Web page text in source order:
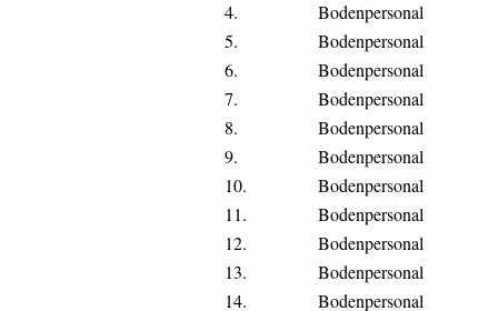
4.
Bodenpersonal
5.
Bodenpersonal
6.
Bodenpersonal
7.
Bodenpersonal
8.
Bodenpersonal
9.
Bodenpersonal
10.
Bodenpersonal
11.
Bodenpersonal
12.
Bodenpersonal
13.
Bodenpersonal
14.
Bodenpersonal